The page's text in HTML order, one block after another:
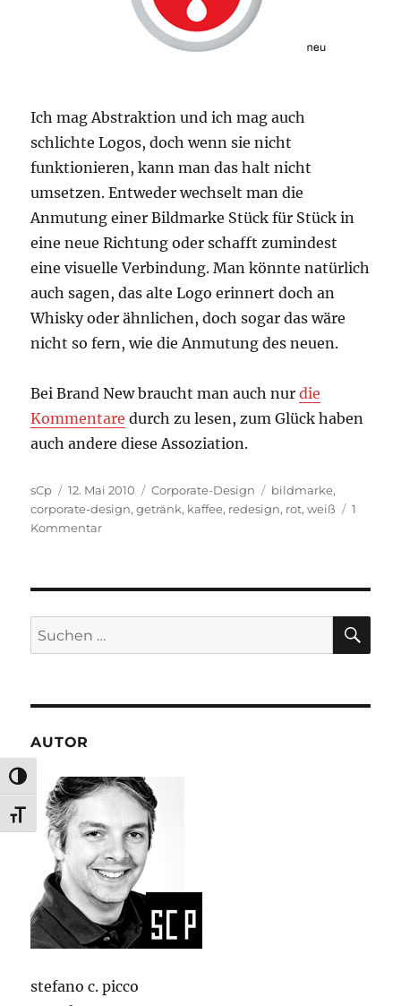
UMSCHALTEN AUF HOHE KONTRASTE
SCHRIFT VERGRÖSSERN
Ich mag Abstraktion und ich mag auch
schlichte Logos, doch wenn sie nicht
funktionieren, kann man das halt nicht
umsetzen. Entweder wechselt man die
Anmutung einer Bildmarke Stück für Stück in
eine neue Richtung oder schafft zumindest
eine visuelle Verbindung. Man könnte natürlich
auch sagen, das alte Logo erinnert doch an
Whisky oder ähnlichen, doch sogar das wäre
nicht so fern, wie die Anmutung des neuen.
Bei Brand New braucht man auch nurdie
Kommentare durch zu lesen, zum Glück haben
auch andere diese Assoziation.
Autor
sCp
Veröffentlicht
am
12. Mai 2010 Kategorien
Corporate-Design Schlagwörter
bildmarke,
corporate-design,getränk, kaffee, redesign, rot,weiß
1
Kommentarzu
Suchen
nach:
AUTOR
stefano c. picco